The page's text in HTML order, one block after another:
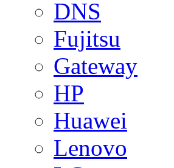
DNS
Fujitsu
Gateway
HP
Huawei
Lenovo